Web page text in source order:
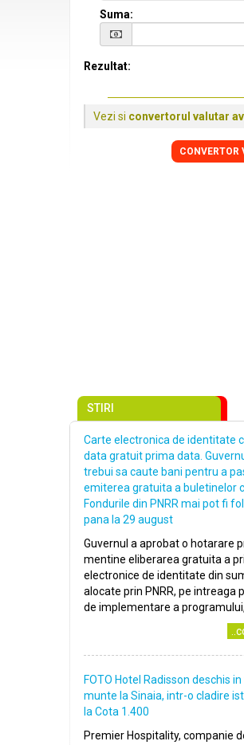
Suma:
Rezultat:
Vezi si convertorul valutar
CONVERTOR
STIRI
Carte electronica de identitate
data gratuit prima data.
trebui sa caute bani pentru a
emiterea gratuita a buletinelor
Fondurile din PNRR mai pot fi
pana la 29 august
Guvernul a aprobat o hotarare
mentine eliberarea gratuita a
electronice de identitate din
alocate prin PNRR, pe intreaga
de implementare a programului,..
FOTO Hotel Radisson deschis
munte la Sinaia, intr-o cladire
la Cota 1.400
Premier Hospitality, companie